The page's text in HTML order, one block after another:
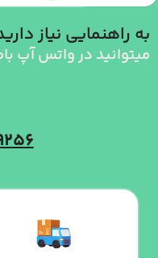
به راهنمایی نیاز
میتوانید در واتس آپ